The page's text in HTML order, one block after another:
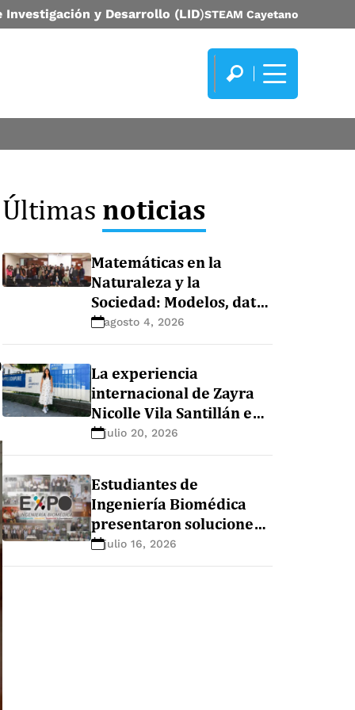
Investigación y Desarrollo (LID)STEAM Cayetano
Últimas noticias
Matemáticas en la
Naturaleza y la
Sociedad: Modelos, datos
y ecosistemas
agosto 4, 2026
La experiencia
internacional de Zayra
Nicolle Vila Santillán en
la maestría de nutrición
y sistemas alimentarios
(Bélgica)
julio 20, 2026
Estudiantes de
Ingeniería Biomédica
presentaron soluciones
innovadoras para el
sector salud durante la
julio 16, 2026